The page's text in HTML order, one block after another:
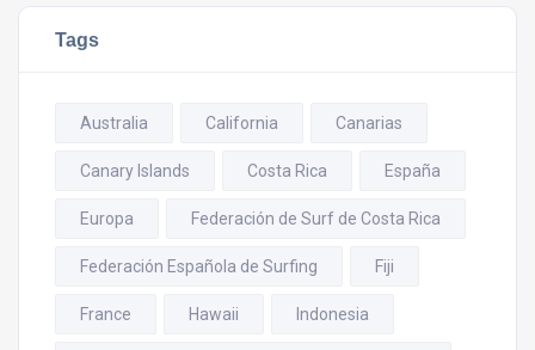
Tags
Australia California Canarias
Canary Islands Costa Rica España
Europa Federación de Surf de Costa Rica
Federación Española de Surfing Fiji
France Hawaii Indonesia